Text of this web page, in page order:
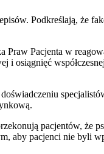
Podkreślają, że
Praw Pacjenta w
i osiągnięć
pacjentów, że
aby pacjenci nie byli